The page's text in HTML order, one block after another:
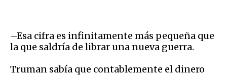
–Esa cifra es infinitamente más pequeña que
la que saldría de librar una nueva guerra.
Truman sabía que contablemente el dinero